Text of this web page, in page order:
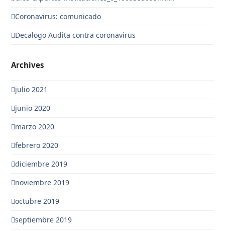
Coronavirus: comunicado
Decalogo Audita contra coronavirus
Archives
julio 2021
junio 2020
marzo 2020
febrero 2020
diciembre 2019
noviembre 2019
octubre 2019
septiembre 2019